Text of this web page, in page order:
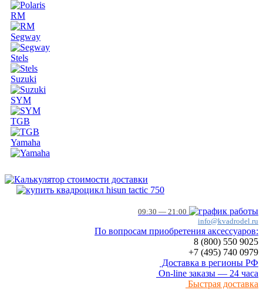
RM
Segway
Stels
Suzuki
SYM
TGB
Yamaha
09:30 — 21:00
info@kvadrodel.ru
По вопросам приобретения аксессуаров:
8 (800) 550 9025
+7 (495) 740 0979
Доставка в регионы РФ
On-line заказы — 24 часа
Быстрая доставка